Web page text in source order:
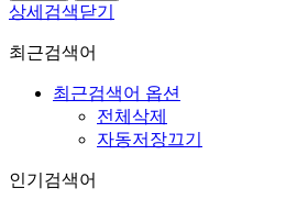
상세검색닫기
최근검색어
최근검색어 옵션
전체삭제
자동저장끄기
인기검색어